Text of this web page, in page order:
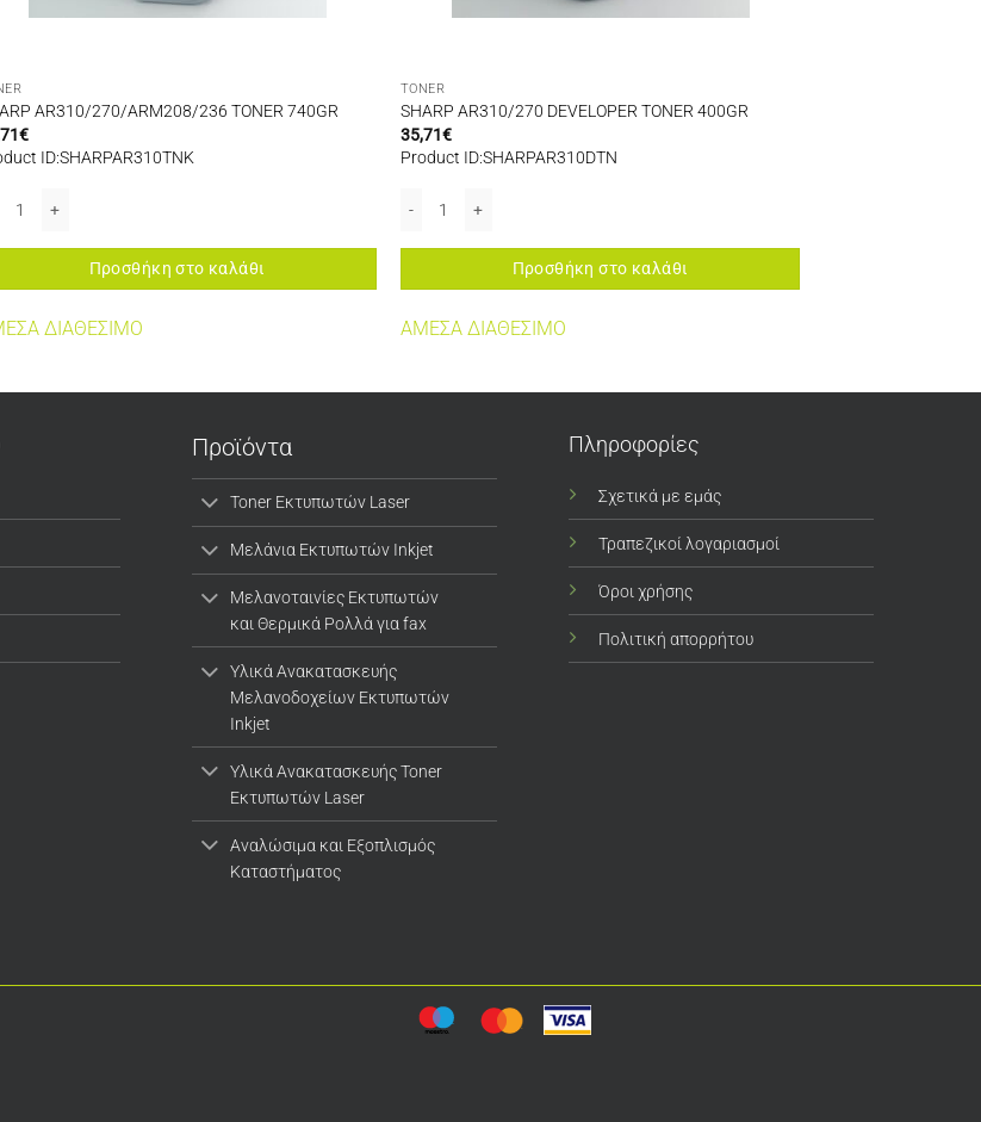
AR310/270/ARM208/236 TONER 740GR
€
ID:SHARPAR310TNK
Προσθήκη στο καλάθι
ΔΙΑΘΕΣΙΜΟ
TONER
SHARP AR310/270 DEVELOPER TONER 400GR
35,71€
Product ID:SHARPAR310DTN
Προσθήκη στο καλάθι
ΑΜΕΣΑ ΔΙΑΘΕΣΙΜΟ
Προϊόντα
Toner Εκτυπωτών Laser
Μελάνια Εκτυπωτών Inkjet
Μελανοταινίες Εκτυπωτών
και Θερμικά Ρολλά για fax
Υλικά Ανακατασκευής
Μελανοδοχείων Εκτυπωτών
Inkjet
Υλικά Ανακατασκευής Toner
Εκτυπωτών Laser
Αναλώσιμα και Εξοπλισμός
Καταστήματος
Πληροφορίες
Σχετικά με εμάς
Τραπεζικοί λογαριασμοί
Όροι χρήσης
Πολιτική απορρήτου